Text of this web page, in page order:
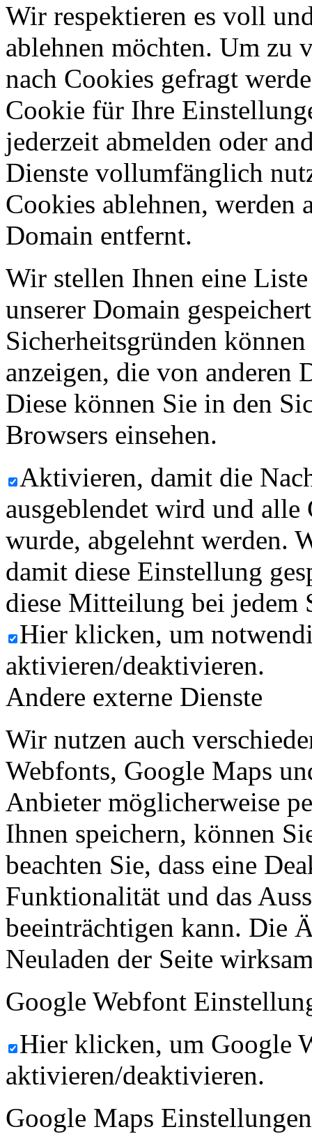
Wir respektieren es voll
ablehnen möchten. Um zu
nach Cookies gefragt
Cookie für Ihre
jederzeit abmelden oder
Dienste vollumfänglich
Cookies ablehnen, werden
Domain entfernt.
Wir stellen Ihnen eine
unserer Domain
Sicherheitsgründen
anzeigen, die von anderen
Diese können Sie in den
Browsers einsehen.
Aktivieren, damit die
ausgeblendet wird und
wurde, abgelehnt werden.
damit diese Einstellung
diese Mitteilung bei jedem
Hier klicken, um
aktivieren/deaktivieren.
Andere externe Dienste
Wir nutzen auch
Webfonts, Google Maps
Anbieter möglicherweise
Ihnen speichern, können
beachten Sie, dass eine
Funktionalität und das
beeinträchtigen kann. Die
Neuladen der Seite
Google Webfont
Hier klicken, um Google
aktivieren/deaktivieren.
Google Maps